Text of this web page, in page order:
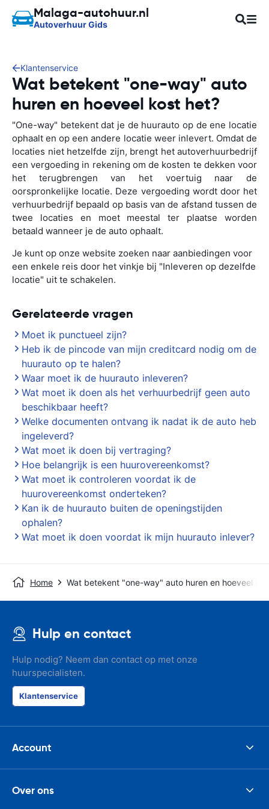
Malaga-autohuur.nl
Autoverhuur Gids
Klantenservice
Wat betekent "one-way" auto
huren en hoeveel kost het?
"One-way" betekent dat je de huurauto op de ene locatie
ophaalt en op een andere locatie weer inlevert. Omdat de
locaties niet hetzelfde zijn, brengt het autoverhuurbedrijf
een vergoeding in rekening om de kosten te dekken voor
het terugbrengen van het voertuig naar de
oorspronkelijke locatie. Deze vergoeding wordt door het
verhuurbedrijf bepaald op basis van de afstand tussen de
twee locaties en moet meestal ter plaatse worden
betaald wanneer je de auto ophaalt.
Je kunt op onze website zoeken naar aanbiedingen voor
een enkele reis door het vinkje bij "Inleveren op dezelfde
locatie" uit te schakelen.
Gerelateerde vragen
Moet ik punctueel zijn?
Heb ik de pincode van mijn creditcard nodig om de
huurauto op te halen?
Waar moet ik de huurauto inleveren?
Wat moet ik doen als het verhuurbedrijf geen auto
beschikbaar heeft?
Welke documenten ontvang ik nadat ik de auto heb
ingeleverd?
Wat moet ik doen bij vertraging?
Hoe belangrijk is een huurovereenkomst?
Wat moet ik controleren voordat ik de
huurovereenkomst onderteken?
Kan ik de huurauto buiten de openingstijden
ophalen?
Wat moet ik doen voordat ik mijn huurauto inlever?
Home Wat betekent "one-way" auto huren en hoeveel
Hulp en contact
Hulp nodig? Neem dan contact op met onze
huurspecialisten.
Klantenservice
Account
Over ons